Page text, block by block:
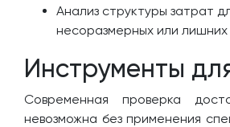
Анализ структуры затрат
несоразмерных или
Инструменты
Современная проверка
невозможна без применения